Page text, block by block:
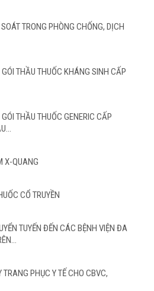
TRONG PHÒNG CHỐNG, DỊCH
THẦU THUỐC KHÁNG SINH CẤP
THẦU THUỐC GENERIC CẤP
X-QUANG
CỔ TRUYỀN
TUYẾN ĐẾN CÁC BỆNH VIỆN ĐA
PHỤC Y TẾ CHO CBVC,